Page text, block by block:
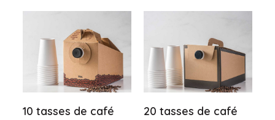
10 tasses de café 20 tasses de café